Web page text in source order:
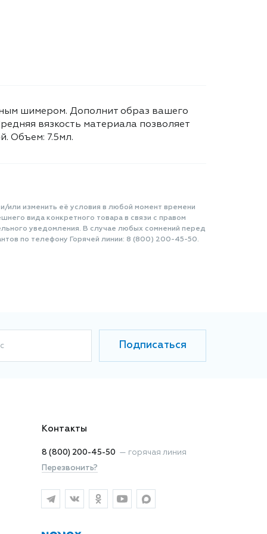
шимером. Дополнит образ вашего
вязкость материала позволяет
Объем: 7.5мл.
или изменить её условия в любой момент времени
вида конкретного товара в связи с правом
уведомления. В случае любых сомнений перед
по телефону Горячей линии: 8 (800) 200-45-50.
Подписаться
Контакты
8 (800) 200-45-50 — горячая линия
Перезвонить?